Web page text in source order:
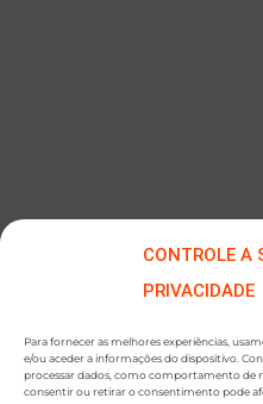
CONTROLE A
PRIVACIDADE
Para fornecer as melhores experiências,
e/ou aceder a informações do dispositivo.
processar dados, como comportamento de
consentir ou retirar o consentimento pode